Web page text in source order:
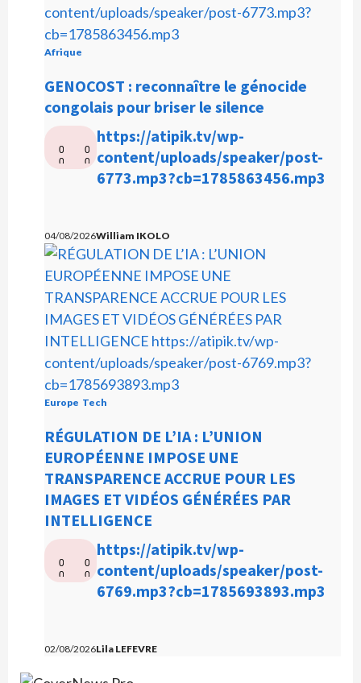
Afrique
GENOCOST : reconnaître le génocide
congolais pour briser le silence
u
r
a
u
d
i
o
0
0
0
0
https://atipik.tv/wp-
content/uploads/speaker/post-
6773.mp3?cb=1785863456.mp3
04/08/2026William IKOLO
Europe Tech
RÉGULATION DE L’IA : L’UNION
EUROPÉENNE IMPOSE UNE
TRANSPARENCE ACCRUE POUR LES
IMAGES ET VIDÉOS GÉNÉRÉES PAR
INTELLIGENCE
u
0
0
0
0
https://atipik.tv/wp-
content/uploads/speaker/post-
6769.mp3?cb=1785693893.mp3
02/08/2026Lila LEFEVRE